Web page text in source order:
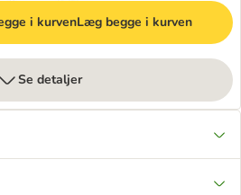
i kurvenLæg begge i kurven
Se detaljer